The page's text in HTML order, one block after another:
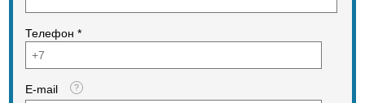
Телефон *
E-mail